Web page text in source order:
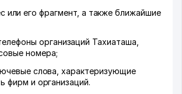
или его фрагмент, а также ближайшие
организаций Тахиаташа,
номера;
слова, характеризующие
фирм и организаций.